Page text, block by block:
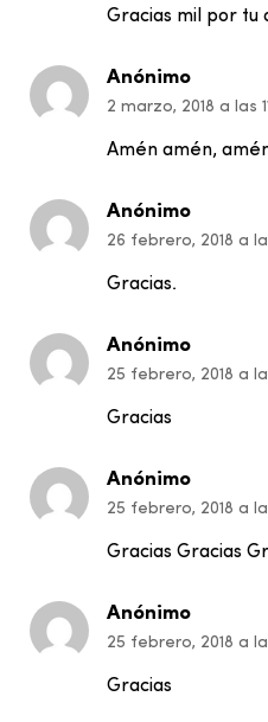
Gracias mil por tu
Anónimo
2 marzo, 2018 a las
Amén amén,
Anónimo
26 febrero, 2018 a
Gracias.
Anónimo
25 febrero, 2018 a
Gracias
Anónimo
25 febrero, 2018 a
Gracias Gracias
Anónimo
25 febrero, 2018 a
Gracias